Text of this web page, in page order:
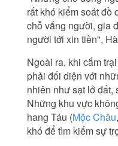
rất khó kiểm soát đồ
chỗ vắng người, gia
người tới xin tiền",
Ngoài ra, khi cắm
phải đối diện với
nhiên như sạt lở đất,
Những khu vực
hang Táu (Mộc Châu
khó để tìm kiếm sự